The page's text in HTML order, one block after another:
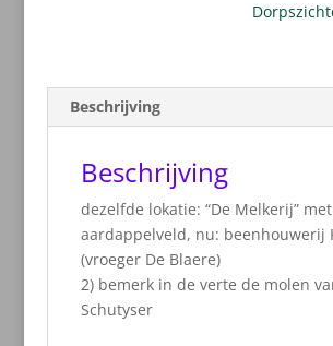
Beschrijving
Beschrijving
dezelfde lokatie: “De Melkerij”
aardappelveld, nu: beenhouwerij
(vroeger De Blaere)
2) bemerk in de verte de molen
Schutyser